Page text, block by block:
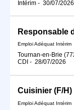
Intérim - 30/07/2026
Responsable
Emploi Adéquat Intérim
Tournan-en-Brie
CDI - 28/07/2026
Cuisinier (F/H)
Emploi Adéquat Intérim